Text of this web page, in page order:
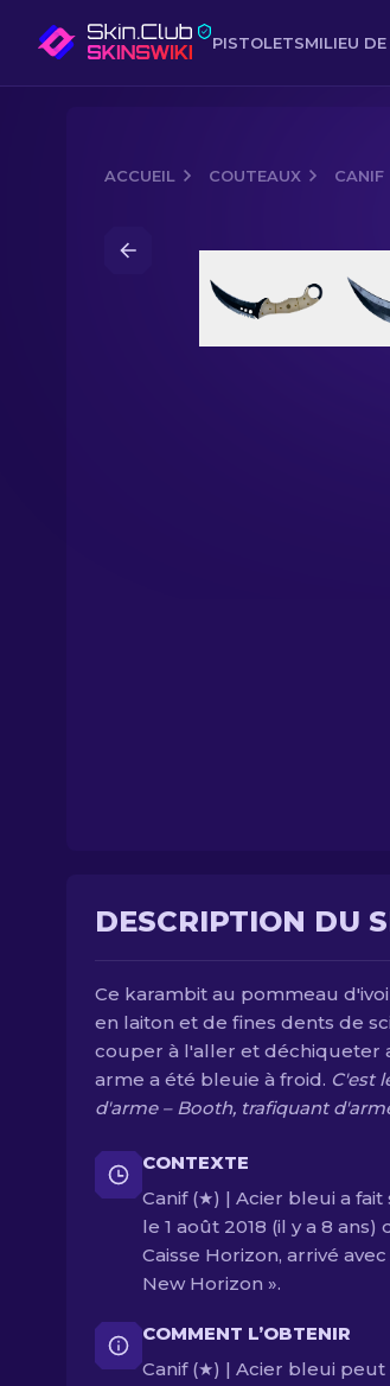
PISTOLETSMILIEU
ACCUEIL COUTEAUX CANIF
DESCRIPTION DU
Ce karambit au pommeau
en laiton et de fines dents de
couper à l'aller et déchiqueter
arme a été bleuie à froid. C'est
d'arme – Booth, trafiquant
CONTEXTE
Canif (★) | Acier bleui a fait
le 1 août 2018 (il y a 8
Caisse Horizon, arrivé
New Horizon ».
COMMENT L’OBTENIR
Canif (★) | Acier bleui